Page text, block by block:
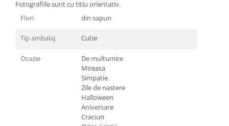
Fotografiile sunt cu titlu orientativ.
Flori
din sapun
Tip ambalaj Cutie
Ocazie
De multumire
Mireasa
Simpatie
Zile de nastere
Halloween
Aniversare
Craciun